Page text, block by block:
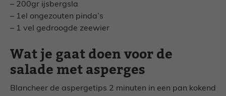
– 200gr ijsbergsla
– 1el ongezouten pinda’s
– 1 vel gedroogde zeewier
Wat je gaat doen voor de
salade met asperges
Blancheer de aspergetips 2 minuten in een pan kokend